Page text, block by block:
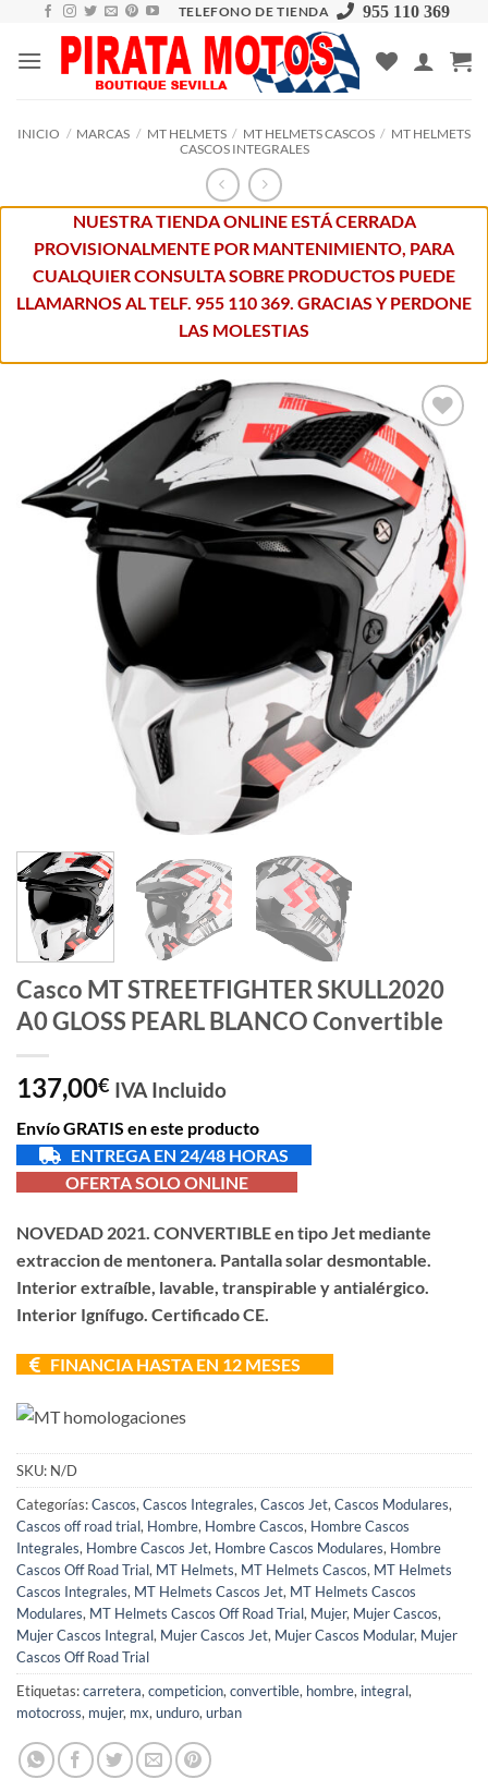
content
TELEFONO DE TIENDA 955 110 369
INICIO / MARCAS / MT HELMETS / MT HELMETS CASCOS / MT HELMETS
CASCOS INTEGRALES
NUESTRA TIENDA ONLINE ESTÁ CERRADA
PROVISIONALMENTE POR MANTENIMIENTO, PARA
CUALQUIER CONSULTA SOBRE PRODUCTOS PUEDE
LLAMARNOS AL TELF. 955 110 369. GRACIAS Y PERDONE
LAS MOLESTIAS
Añadir
a la
lista
de
deseos
Casco MT STREETFIGHTER SKULL2020
A0 GLOSS PEARL BLANCO Convertible
137,00€ IVA Incluido
Envío GRATIS en este producto
ENTREGA EN 24/48 HORAS
OFERTA SOLO ONLINE
NOVEDAD 2021. CONVERTIBLE en tipo Jet mediante
extraccion de mentonera. Pantalla solar desmontable.
Interior extraíble, lavable, transpirable y antialérgico.
Interior Ignífugo. Certificado CE.
FINANCIA HASTA EN 12 MESES
SKU: N/D
Categorías:Cascos, Cascos Integrales, Cascos Jet, Cascos Modulares,
Cascos off road trial, Hombre, Hombre Cascos, Hombre Cascos
Integrales, Hombre Cascos Jet, Hombre Cascos Modulares, Hombre
Cascos Off Road Trial, MT Helmets, MT Helmets Cascos, MT Helmets
Cascos Integrales, MT Helmets Cascos Jet, MT Helmets Cascos
Modulares, MT Helmets Cascos Off Road Trial, Mujer, Mujer Cascos,
Mujer Cascos Integral, Mujer Cascos Jet, Mujer Cascos Modular, Mujer
Cascos Off Road Trial
Etiquetas:carretera, competicion, convertible, hombre, integral,
motocross, mujer, mx, unduro, urban